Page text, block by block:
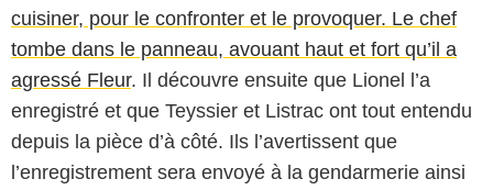
cuisiner, pour le confronter et le provoquer. Le chef
tombe dans le panneau, avouant haut et fort qu’il a
agressé Fleur. Il découvre ensuite que Lionel l’a
enregistré et que Teyssier et Listrac ont tout entendu
depuis la pièce d’à côté. Ils l’avertissent que
l’enregistrement sera envoyé à la gendarmerie ainsi